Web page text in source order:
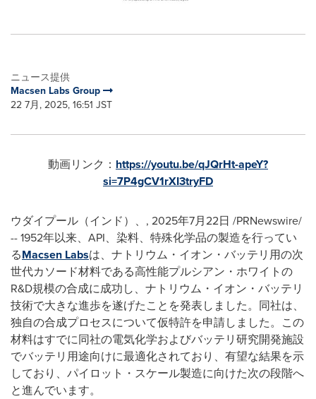
ニュース提供
Macsen Labs Group
22 7月, 2025, 16:51 JST
動画リンク： https://youtu.be/qJQrHt-apeY?
si=7P4gCV1rXI3tryFD
ウダイプール（インド）、 , 2025年7月22日 /PRNewswire/
-- 1952年以来、API、染料、特殊化学品の製造を行ってい
るMacsen Labsは、ナトリウム・イオン・バッテリ用の次
世代カソード材料である高性能プルシアン・ホワイトの
R&D規模の合成に成功し、ナトリウム・イオン・バッテリ
技術で大きな進歩を遂げたことを発表しました。同社は、
独自の合成プロセスについて仮特許を申請しました。この
材料はすでに同社の電気化学およびバッテリ研究開発施設
でバッテリ用途向けに最適化されており、有望な結果を示
しており、パイロット・スケール製造に向けた次の段階へ
と進んでいます。